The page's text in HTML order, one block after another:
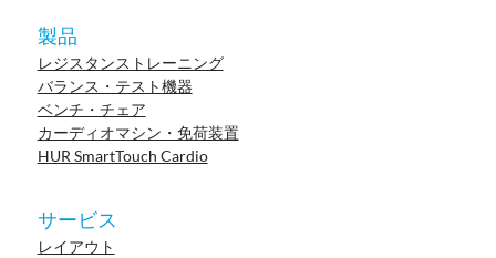
製品
レジスタンストレーニング
バランス・テスト機器
ベンチ・チェア
カーディオマシン・免荷装置
HUR SmartTouch Cardio
サービス
レイアウト